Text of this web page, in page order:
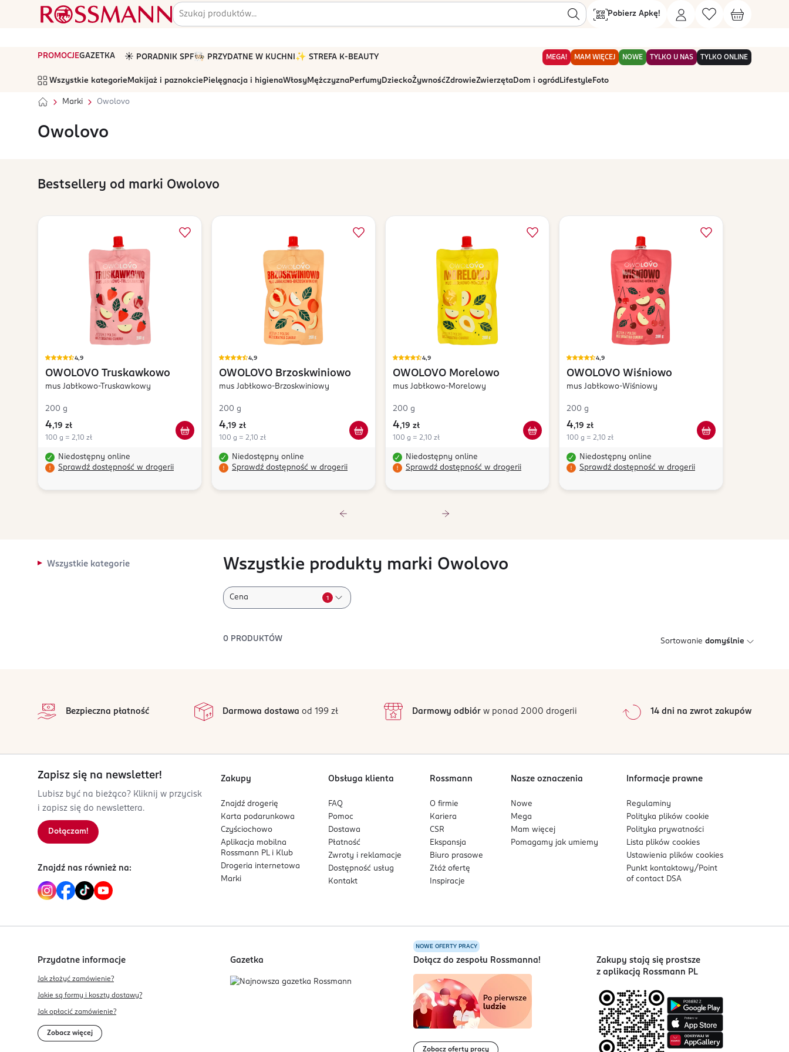
Pobierz Apkę!
PROMOCJEGAZETKA ☀️ PORADNIK SPF🧑🏻‍🍳 PRZYDATNE W KUCHNI ✨ STREFA K-BEAUTY MEGA! MAM WIĘCEJ NOWE TYLKO U NAS TYLKO ONLINE
Wszystkie kategorie Makijaż i paznokcie Pielęgnacja i higienaWłosyMężczyznaPerfumyDzieckoŻywnośćZdrowieZwierzętaDom i ogród Lifestyle Foto
Marki Owolovo
Owolovo
Bestsellery od marki Owolovo
4,9
OWOLOVO Truskawkowo
mus Jabłkowo-Truskawkowy
200 g
4,19 zł
100 g = 2,10 zł
Niedostępny online
Sprawdź dostępność w drogerii
4,9
OWOLOVO Brzoskwiniowo
mus Jabłkowo-Brzoskwiniowy
200 g
4,19 zł
100 g = 2,10 zł
Niedostępny online
Sprawdź dostępność w drogerii
4,9
OWOLOVO Morelowo
mus Jabłkowo-Morelowy
200 g
4,19 zł
100 g = 2,10 zł
Niedostępny online
Sprawdź dostępność w drogerii
4,9
OWOLOVO Wiśniowo
mus Jabłkowo-Wiśniowy
200 g
4,19 zł
100 g = 2,10 zł
Niedostępny online
Sprawdź dostępność w drogerii
Wszystkie kategorie Wszystkie produkty marki Owolovo
Cena 1
0 PRODUKTÓW Sortowanie domyślnie
Bezpieczna płatność Darmowa dostawa od 199 zł Darmowy odbiórw ponad 2000 drogerii 14 dni na zwrot zakupów
Zapisz się na newsletter!
Lubisz być na bieżąco? Kliknij w przycisk
i zapisz się do newslettera.
Dołączam!
Znajdź nas również na:
Zakupy
Znajdź drogerię
Karta podarunkowa
Czyściochowo
Aplikacja mobilna
Rossmann PL i Klub
Drogeria internetowa
Marki
Obsługa klienta
FAQ
Pomoc
Dostawa
Płatność
Zwroty i reklamacje
Dostępność usług
Kontakt
Rossmann
O firmie
Kariera
CSR
Ekspansja
Biuro prasowe
Złóż ofertę
Inspiracje
Nasze oznaczenia
Nowe
Mega
Mam więcej
Pomagamy jak umiemy
Informacje prawne
Regulaminy
Polityka plikówcookie
Polityka prywatności
Lista plikówcookies
Ustawienia plikówcookies
Punkt kontaktowy/ Point
of contact DSA
Przydatne informacje
Jak złożyć zamówienie?
Jakie są formy i koszty dostawy?
Jak opłacić zamówienie?
Zobacz więcej
Gazetka
NOWE OFERTY PRACY
Dołącz do zespołu Rossmanna!
Zobacz oferty pracy
Zakupy stają się prostsze
z aplikacją Rossmann PL